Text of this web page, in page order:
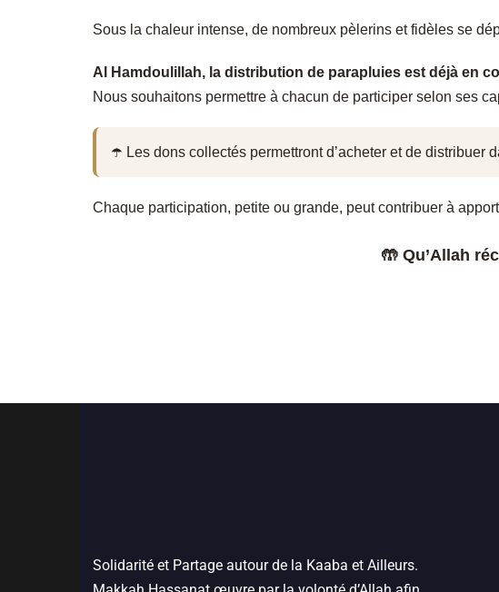
Sous la chaleur intense, de nombreux pèlerins et fidèles se
Al Hamdoulillah, la distribution de parapluies est déjà en
Nous souhaitons permettre à chacun de participer selon ses
☂️ Les dons collectés permettront d’acheter et de distribuer
Chaque participation, petite ou grande, peut contribuer à
🤲 Qu’Allah
Solidarité et Partage autour de la Kaaba et Ailleurs.